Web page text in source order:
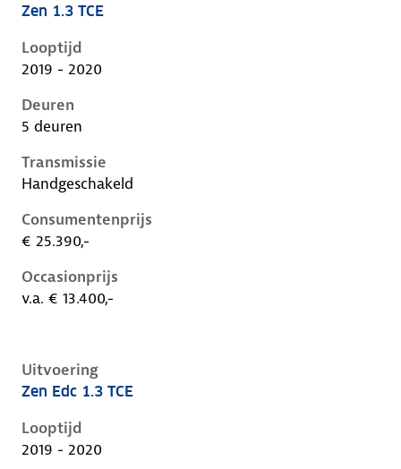
Renault Captur ii, 1.3 tce, 96 kW, Benzine, 5 deuren
Zen 1.3 TCE
Looptijd
2019 - 2020
Deuren
5 deuren
Transmissie
Handgeschakeld
Consumentenprijs
€ 25.390,-
Occasionprijs
v.a. € 13.400,-
Uitvoering
Renault Captur ii, 1.3 tce, 96 kW, Benzine, 5 deuren
Zen Edc 1.3 TCE
Looptijd
2019 - 2020